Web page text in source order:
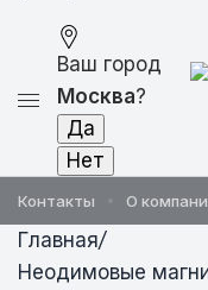
Ваш город
Москва?
Контакты О
Главная/
Неодимовые